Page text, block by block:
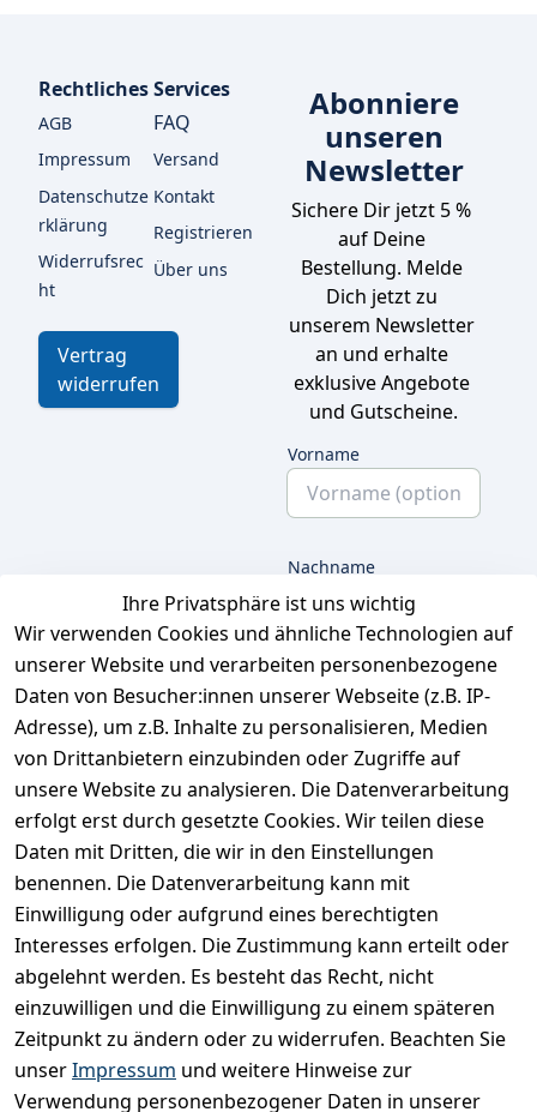
Ihre Privatsphäre ist uns wichtig
Wir verwenden Cookies und ähnliche Technologien auf
unserer Website und verarbeiten personenbezogene
Daten von Besucher:innen unserer Webseite (z.B. IP-
Adresse), um z.B. Inhalte zu personalisieren, Medien
von Drittanbietern einzubinden oder Zugriffe auf
unsere Website zu analysieren. Die Datenverarbeitung
erfolgt erst durch gesetzte Cookies. Wir teilen diese
Daten mit Dritten, die wir in den Einstellungen
benennen. Die Datenverarbeitung kann mit
Einwilligung oder aufgrund eines berechtigten
Interesses erfolgen. Die Zustimmung kann erteilt oder
abgelehnt werden. Es besteht das Recht, nicht
einzuwilligen und die Einwilligung zu einem späteren
Zeitpunkt zu ändern oder zu widerrufen. Beachten Sie
unserImpressum und weitere Hinweise zur
Verwendung personenbezogener Daten in unserer
Rechtliches
AGB
Impressum
Datenschutze
rklärung
Widerrufsrec
ht
Vertrag
widerrufen
Services
FAQ
Versand
Kontakt
Registrieren
Über uns
Abonniere
unseren
Newsletter
Sichere Dir jetzt 5 %
auf Deine
Bestellung. Melde
Dich jetzt zu
unserem Newsletter
an und erhalte
exklusive Angebote
und Gutscheine.
Vorname
Nachname
E-Mail
Ich bestätige hiermit,
dass ich die
Datenschutzerklärung
gelesen habe. Ich
kann meine
Einwilligung jederzeit
widerrufen.**
Newsletter
abonnieren
** markierte Felder sind